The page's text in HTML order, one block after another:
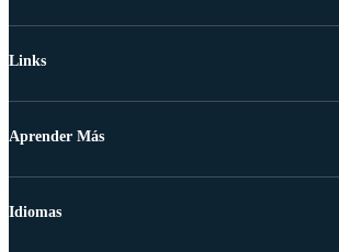
Links
Aprender Más
Idiomas